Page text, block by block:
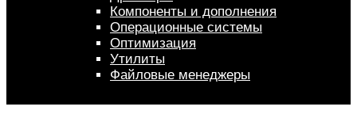
Компоненты и дополнения
Операционные системы
Оптимизация
Утилиты
Файловые менеджеры